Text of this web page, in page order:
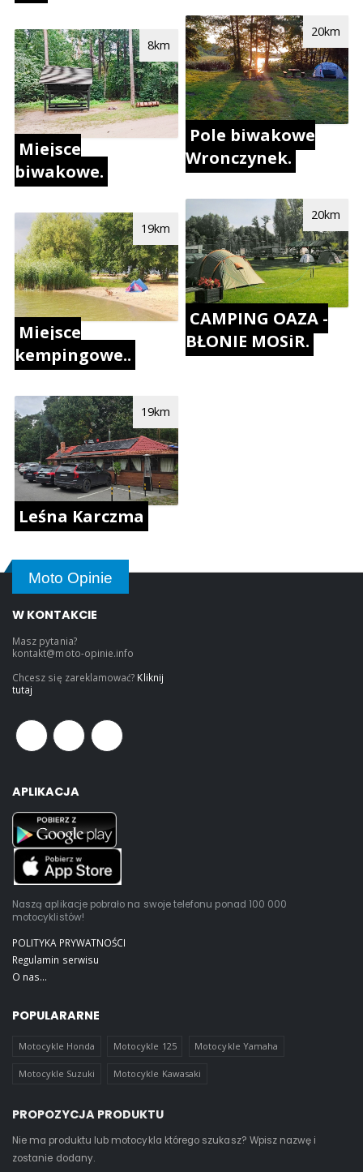
Miejsce
biwakowe.
8km
Miejsce
kempingowe..
19km
Leśna Karczma
19km
Pole biwakowe
Wronczynek.
20km
CAMPING OAZA -
BŁONIE MOSiR.
20km
Moto Opinie
W KONTAKCIE
Masz pytania?
kontakt@moto-opinie.info
Chcesz się zareklamować? Kliknij
tutaj
APLIKACJA
Naszą aplikacje pobrało na swoje telefonu ponad 100 000
motocyklistów!
POLITYKA PRYWATNOŚCI
Regulamin serwisu
O nas...
POPULARARNE
Motocykle Honda Motocykle 125 Motocykle Yamaha
Motocykle Suzuki Motocykle Kawasaki
PROPOZYCJA PRODUKTU
Nie ma produktu lub motocykla którego szukasz? Wpisz nazwę i
zostanie dodany.